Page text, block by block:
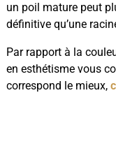
un poil mature peut
définitive qu’une
Par rapport à la
en esthétisme vous
correspond le mieux,